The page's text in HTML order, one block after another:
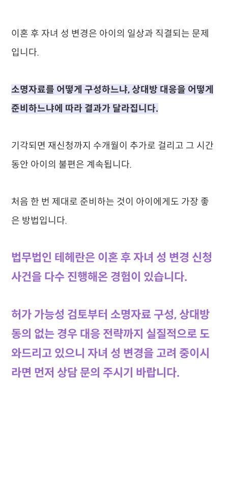
이혼 후 자녀 성 변경은 아이의 일상과 직결되는 문제
입니다.
소명자료를 어떻게 구성하느냐, 상대방 대응을 어떻게
준비하느냐에 따라 결과가 달라집니다.
기각되면 재신청까지 수개월이 추가로 걸리고 그 시간
동안 아이의 불편은 계속됩니다.
처음 한 번 제대로 준비하는 것이 아이에게도 가장 좋
은 방법입니다.
법무법인 테헤란은 이혼 후 자녀 성 변경 신청
사건을 다수 진행해온 경험이 있습니다.
허가 가능성 검토부터 소명자료 구성, 상대방
동의 없는 경우 대응 전략까지 실질적으로 도
와드리고 있으니 자녀 성 변경을 고려 중이시
라면 먼저 상담 문의 주시기 바랍니다.